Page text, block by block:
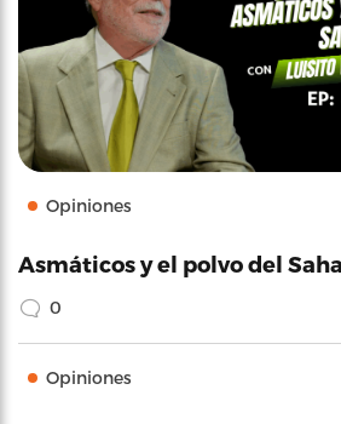
Opiniones
Asmáticos y el polvo del
0
Opiniones